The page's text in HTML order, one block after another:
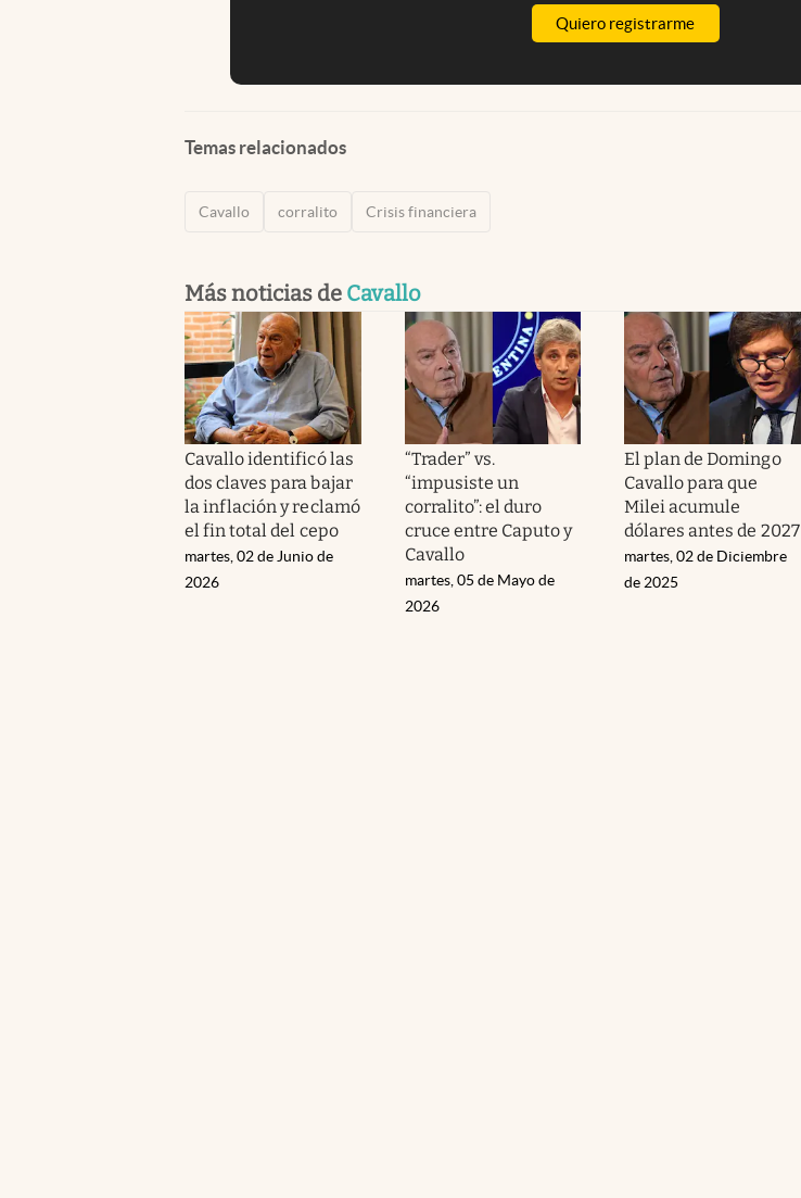
Quiero registrarme
Temas relacionados
Cavallo corralito Crisis financiera
Más noticias de Cavallo
Cavallo identificó las
dos claves para bajar
la inflación y reclamó
el fin total del cepo
martes, 02 de Junio de
2026
“Trader” vs.
“impusiste un
corralito”: el duro
cruce entre Caputo y
Cavallo
martes, 05 de Mayo de
2026
El plan de Domingo
Cavallo para que
Milei acumule
dólares antes de 2027
martes, 02 de Diciembre
de 2025